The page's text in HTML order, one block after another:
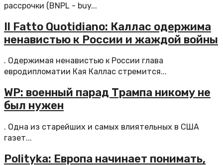
рассрочки (BNPL - buy...
Il Fatto Quotidiano: Каллас одержима
ненавистью к России и жаждой войны
. Одержимая ненавистью к России глава
евродипломатии Кая Каллас стремится...
WP: военный парад Трампа никому не
был нужен
. Одна из старейших и самых влиятельных в США
газет...
Polityka: Европа начинает понимать,